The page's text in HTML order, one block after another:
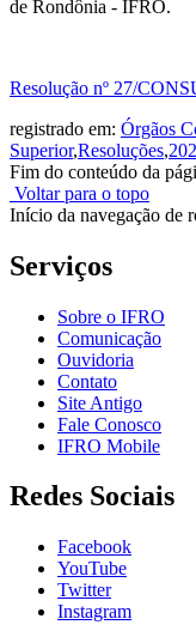
de Rondônia - IFRO.
Resolução nº 27/
registrado em: Órgãos
Superior,Resoluções,
Fim do conteúdo da
Voltar para o topo
Início da navegação de
Serviços
Sobre o IFRO
Comunicação
Ouvidoria
Contato
Site Antigo
Fale Conosco
IFRO Mobile
Redes Sociais
Facebook
YouTube
Twitter
Instagram